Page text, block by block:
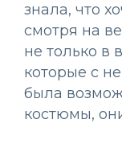
знала, что
смотря на
не только в
которые с
была
костюмы,